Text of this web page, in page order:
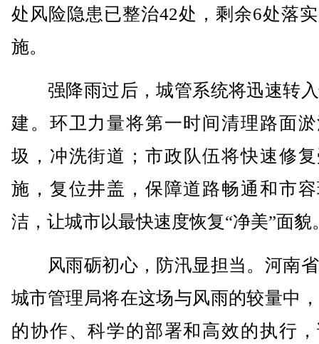
处风险隐患已整治42处，剩余6处落
施。
强降雨过后，城管系统将迅速转
建。环卫力量将第一时间清理路面
圾，冲洗街道；市政队伍将快速修
施，复位井盖，保障道路畅通和市
洁，让城市以最快速度恢复“净美”面貌
风雨砺初心，防汛显担当。河南
城市管理局将在这场与风雨的较量中
的协作、科学的部署和高效的执行